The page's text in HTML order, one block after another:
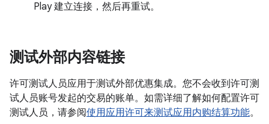
Play 建立连接，然后再重试。
测试外部内容链接
许可测试人员应用于测试外部优惠集成。您不会收到许可测
试人员账号发起的交易的账单。如需详细了解如何配置许可
测试人员，请参阅使用应用许可来测试应用内购结算功能。